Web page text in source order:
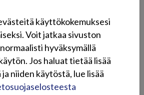
Honda Power -
pienkoneet
käyttökokemuksesi
Voit jatkaa sivuston
hyväksymällä
Jos haluat tietää lisää
niiden käytöstä, lue lisää